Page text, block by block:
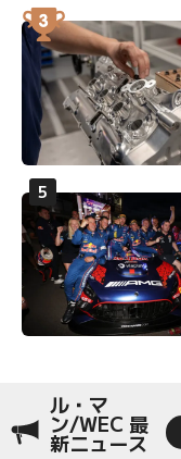
ル・マ
ン/WEC 最
新ニュース